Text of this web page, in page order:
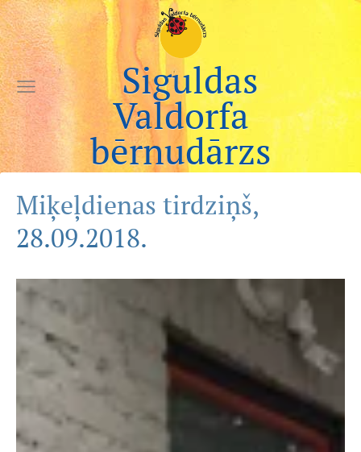
Siguldas
Valdorfa
bērnudārzs
Miķeļdienas tirdziņš,
28.09.2018.